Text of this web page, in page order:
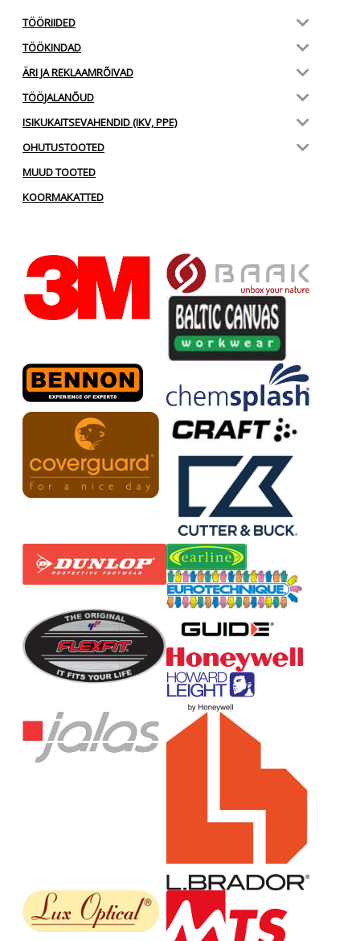
TÖÖRIIDED
TÖÖKINDAD
ÄRI JA REKLAAMRÕIVAD
TÖÖJALANÕUD
ISIKUKAITSEVAHENDID (IKV, PPE)
OHUTUSTOOTED
MUUD TOOTED
KOORMAKATTED